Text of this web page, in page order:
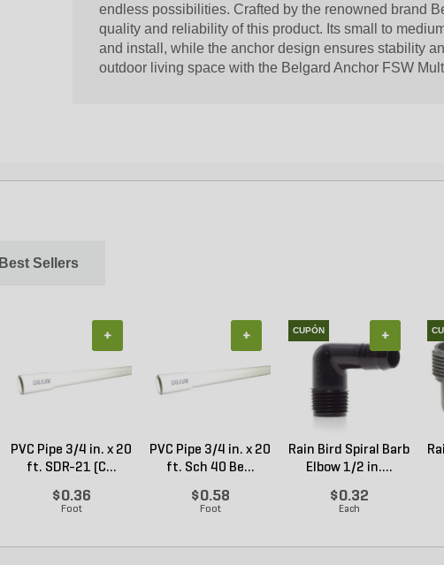
endless possibilities. Crafted by the renowned brand
quality and reliability of this product. Its small to
and install, while the anchor design ensures stability
outdoor living space with the Belgard Anchor FSW
Best Sellers
PVC Pipe 3/4 in. x 20
ft. SDR-21 (C...
$0.36
Foot
+
PVC Pipe 3/4 in. x 20
ft. Sch 40 Be...
$0.58
Foot
+ CUPÓN
Rain Bird Spiral Barb
Elbow 1/2 in....
$0.32
Each
+